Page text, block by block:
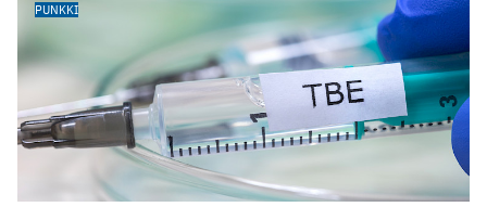
PUNKKI